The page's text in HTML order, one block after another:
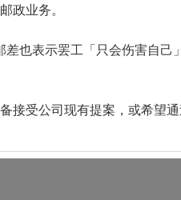
政业务。
差也表示罢工「只会伤害自己
接受公司现有提案，或希望